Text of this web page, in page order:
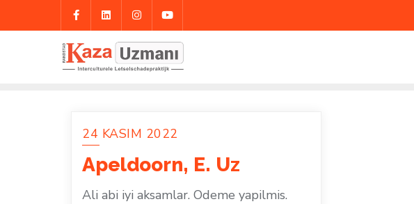
to
24 KASIM 2022
Apeldoorn, E. Uz
Ali abi iyi aksamlar. Odeme yapilmis.